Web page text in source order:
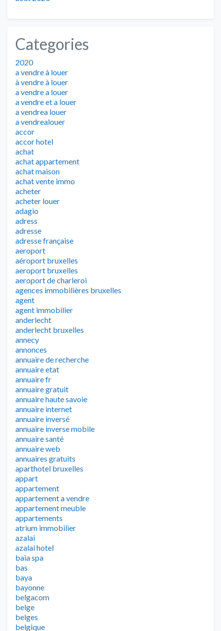
Categories
2020
a vendre à louer
à vendre à louer
a vendre a louer
a vendre et a louer
a vendrea louer
a vendrealouer
accor
accor hotel
achat
achat appartement
achat maison
achat vente immo
acheter
acheter louer
adagio
adress
adresse
adresse française
aeroport
aéroport bruxelles
aeroport bruxelles
aeroport de charleroi
agences immobilières bruxelles
agent
agent immobilier
anderlecht
anderlecht bruxelles
annecy
annonces
annuaire de recherche
annuaire etat
annuaire fr
annuaire gratuit
annuaire haute savoie
annuaire internet
annuaire inversé
annuaire inverse mobile
annuaire santé
annuaire web
annuaires gratuits
aparthotel bruxelles
appart
appartement
appartement a vendre
appartement meuble
appartements
atrium immobilier
azalai
azalai hotel
baia spa
bas
baya
bayonne
belgacom
belge
belges
belgique